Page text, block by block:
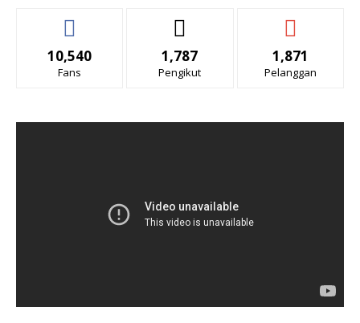
10,540
Fans
1,787
Pengikut
1,871
Pelanggan